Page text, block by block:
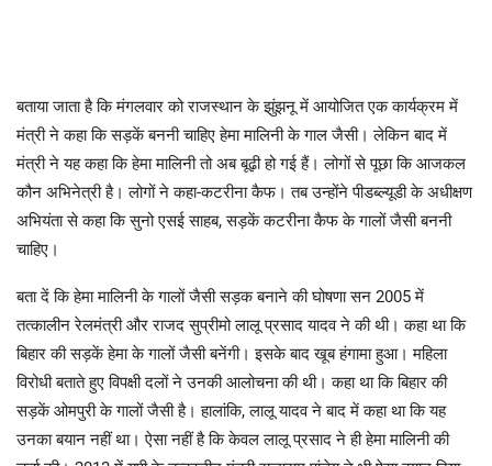
बताया जाता है कि मंगलवार को राजस्‍थान के झुंझनू में आयोजित एक कार्यक्रम में
मंत्री ने कहा कि सड़कें बननी चाहिए हेमा मालिनी के गाल जैसी। लेकिन बाद में
मंत्री ने यह कहा कि हेमा मालिनी तो अब बूढ़ी हो गई हैं। लोगों से पूछा कि आजकल
कौन अभिनेत्री है। लोगों ने कहा-कटरीना कैफ। तब उन्‍होंने पीडब्‍ल्‍यूडी के अधीक्षण
अभियंता से कहा कि सुनो एसई साहब, सड़कें कटरीना कैफ के गालों जैसी बननी
चाहिए।
बता दें कि हेमा मालिनी के गालों जैसी सड़क बनाने की घोषणा सन 2005 में
तत्‍कालीन रेलमंत्री और राजद सुप्रीमो लालू प्रसाद यादव ने की थी। कहा था कि
बिहार की सड़कें हेमा के गालों जैसी बनेंगी। इसके बाद खूब हंगामा हुआ। महिला
विरोधी बताते हुए विपक्षी दलों ने उनकी आलोचना की थी। कहा था कि बिहार की
सड़कें ओमपुरी के गालों जैसी है। हालांकि, लालू यादव ने बाद में कहा था कि यह
उनका बयान नहीं था। ऐसा नहीं है कि केवल लालू प्रसाद ने ही हेमा मालिनी की